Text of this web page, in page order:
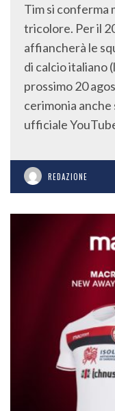
Tim si conferma
tricolore. Per il
affiancherà le
di calcio italiano
prossimo 20
cerimonia
ufficiale
REDAZIONE